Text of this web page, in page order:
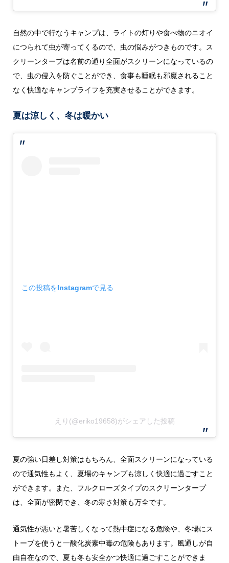
自然の中で行なうキャンプは、ライトの灯りや食べ物のニオイ
につられて虫が寄ってくるので、虫の悩みがつきものです。ス
クリーンタープは名前の通り全面がスクリーンになっているの
で、虫の侵入を防ぐことができ、食事も睡眠も邪魔されること
なく快適なキャンプライフを充実させることができます。
夏は涼しく、冬は暖かい
この投稿をInstagramで見る
えり(@eriko19658)がシェアした投稿
夏の強い日差し対策はもちろん、全面スクリーンになっている
ので通気性もよく、夏場のキャンプも涼しく快適に過ごすこと
ができます。また、フルクローズタイプのスクリーンタープ
は、全面が密閉でき、冬の寒さ対策も万全です。
通気性が悪いと暑苦しくなって熱中症になる危険や、冬場にス
トーブを使うと一酸化炭素中毒の危険もあります。風通しが自
由自在なので、夏も冬も安全かつ快適に過ごすことができま